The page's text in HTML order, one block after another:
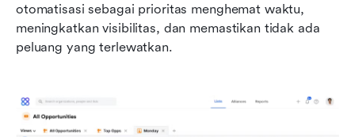
otomatisasi sebagai prioritas menghemat waktu,
meningkatkan visibilitas, dan memastikan tidak ada
peluang yang terlewatkan.